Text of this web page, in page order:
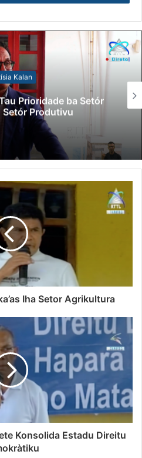
Kalan
Prioridade ba Setór
Setór Produtivu
Iha Setor Agrikultura
Konsolida Estadu Direitu